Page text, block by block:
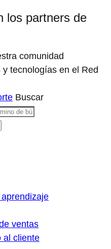
los partners de
comunidad
tecnologías en el Red
Buscar
ventas
al cliente